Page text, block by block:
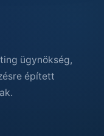
ügynökség,
épített